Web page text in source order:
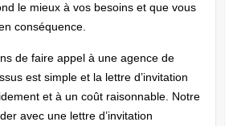
le mieux à vos besoins et que vous
conséquence.
de faire appel à une agence de
est simple et la lettre d’invitation
et à un coût raisonnable. Notre
avec une lettre d’invitation